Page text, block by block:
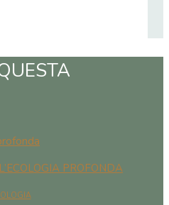
PROFONDA